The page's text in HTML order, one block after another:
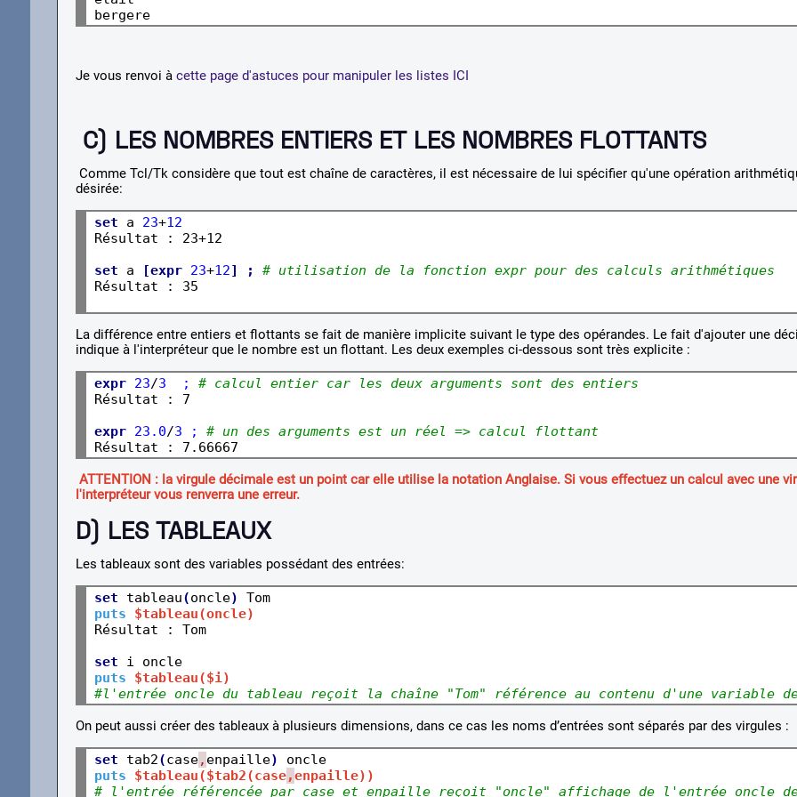
bergere
Je vous renvoi àcette page d'astuces pour manipuler les listes ICI
C) LES NOMBRES ENTIERS ET LES NOMBRES FLOTTANTS
Comme Tcl/Tk considère que tout est chaîne de caractères, il est nécessaire de lui spécifier qu'une opération
désirée:
set a 23+12
Résultat : 23+12
set a [expr 23+12] ;
# utilisation de la fonction expr pour des calculs arithmétiques
Résultat : 35
La différence entre entiers et flottants se fait de manière implicite suivant le type des opérandes. Le fait d'ajouter une
indique à l'interpréteur que le nombre est un flottant. Les deux exemples ci-dessous sont très explicite :
expr 23/3  ; # calcul entier car les deux arguments sont des entiers
Résultat : 7
expr 23.0/3 ; # un des arguments est un réel => calcul flottant
ATTENTION : la virgule décimale est un point car elle utilise la notation Anglaise. Si vous effectuez un calcul avec une
l'interpréteur vous renverra une erreur.
D) LES TABLEAUX
Les tableaux sont des variables possédant des entrées:
set tableau(oncle)
Tom
puts
$tableau(oncle)
Résultat : Tom
set
i oncle
puts
$tableau($i)
#l'entrée oncle du tableau reçoit la chaîne "Tom" référence au contenu d'une variable
On peut aussi créer des tableaux à plusieurs dimensions, dans ce cas les noms d’entrées sont séparés par des virgules :
set tab2(case, enpaille)
oncle
puts $tableau($tab2(case,enpaille))
# l'entrée référencée par case et enpaille reçoit
"oncle" affichage de l'entrée oncle de